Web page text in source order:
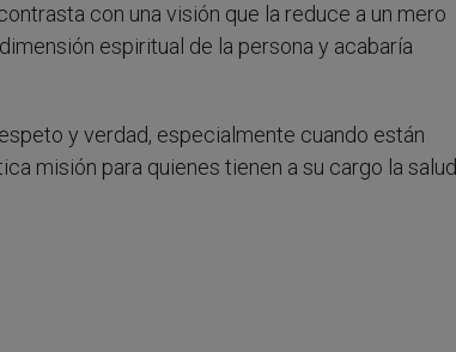
con una visión que la reduce a un mero
espiritual de la persona y acabaría
y verdad, especialmente cuando están
misión para quienes tienen a su cargo la salud